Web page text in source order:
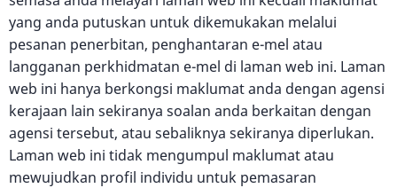
yang anda putuskan untuk dikemukakan melalui
pesanan penerbitan, penghantaran e-mel atau
langganan perkhidmatan e-mel di laman web ini. Laman
web ini hanya berkongsi maklumat anda dengan agensi
kerajaan lain sekiranya soalan anda berkaitan dengan
agensi tersebut, atau sebaliknya sekiranya diperlukan.
Laman web ini tidak mengumpul maklumat atau
mewujudkan profil individu untuk pemasaran